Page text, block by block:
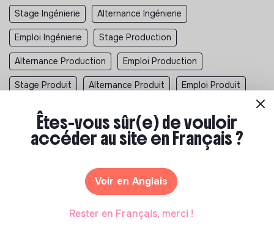
Stage Ingénierie Alternance Ingénierie
Emploi Ingénierie Stage Production
Alternance Production Emploi Production
Stage Produit Alternance Produit Emploi Produit
Stage Ingénieur
Emploi Ingénieur Stage Ingénieur Environnement
Emploi Ingénieur Environnement
Êtes-vous sûr(e) de vouloir
accéder au site en Français ?
Voir en Anglais
Rester en Français, merci !